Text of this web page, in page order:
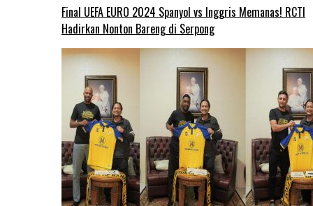
Final UEFA EURO 2024 Spanyol vs Inggris Memanas! RCTI
Hadirkan Nonton Bareng di Serpong